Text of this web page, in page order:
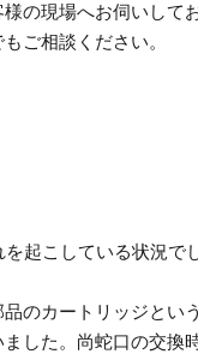
の現場へお伺いして
ご相談ください。
起こしている状況で
のカートリッジとい
した。尚蛇口の交換